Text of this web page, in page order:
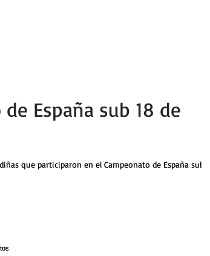
España sub 18 de
que participaron en el Campeonato de España sub 18